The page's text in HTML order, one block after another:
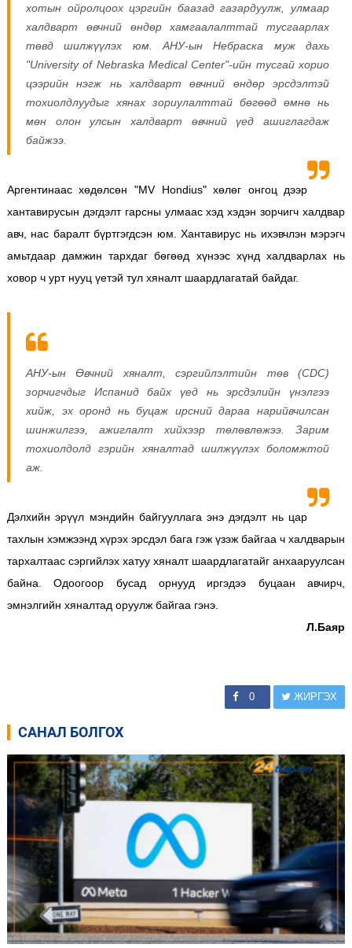
хотын ойролцоох цэргийн баазад газардуулж, улмаар
халдварт өвчний өндөр хамгаалалттай тусгаарлах
төвд шилжүүлэх юм. АНУ-ын Небраска муж дахь
"University of Nebraska Medical Center"-ийн тусгай хорио
цээрийн нэгж нь халдварт өвчний өндөр эрсдэлтэй
тохиолдлуудыг хянах зориулалттай бөгөөд өмнө нь
мөн олон улсын халдварт өвчний үед ашиглагдаж
байжээ.
Аргентинаас хөдөлсөн "MV Hondius" хөлөг онгоц дээр
хантавирусын дэгдэлт гарсны улмаас хэд хэдэн зорчигч халдвар
авч, нас баралт бүртгэгдсэн юм. Хантавирус нь ихэвчлэн мэрэгч
амьтдаар дамжин тархдаг бөгөөд хүнээс хүнд халдварлах нь
ховор ч урт нууц үетэй тул хяналт шаардлагатай байдаг.
АНУ-ын Өвчний хяналт, сэргийлэлтийн төв (CDC)
зорчигчдыг Испанид байх үед нь эрсдэлийн үнэлгээ
хийж, эх оронд нь буцаж ирсний дараа нарийвчилсан
шинжилгээ, ажиглалт хийхээр төлөвлөжээ. Зарим
тохиолдолд гэрийн хяналтад шилжүүлэх боломжтой
аж.
Дэлхийн эрүүл мэндийн байгууллага энэ дэгдэлт нь цар
тахлын хэмжээнд хүрэх эрсдэл бага гэж үзэж байгаа ч халдварын
тархалтаас сэргийлэх хатуу хяналт шаардлагатайг анхааруулсан
байна.Одоогоор бусад орнууд иргэдээ буцаан авчирч,
эмнэлгийн хяналтад оруулж байгаа гэнэ.
Л.Баяр
0 ЖИРГЭХ
САНАЛ БОЛГОХ